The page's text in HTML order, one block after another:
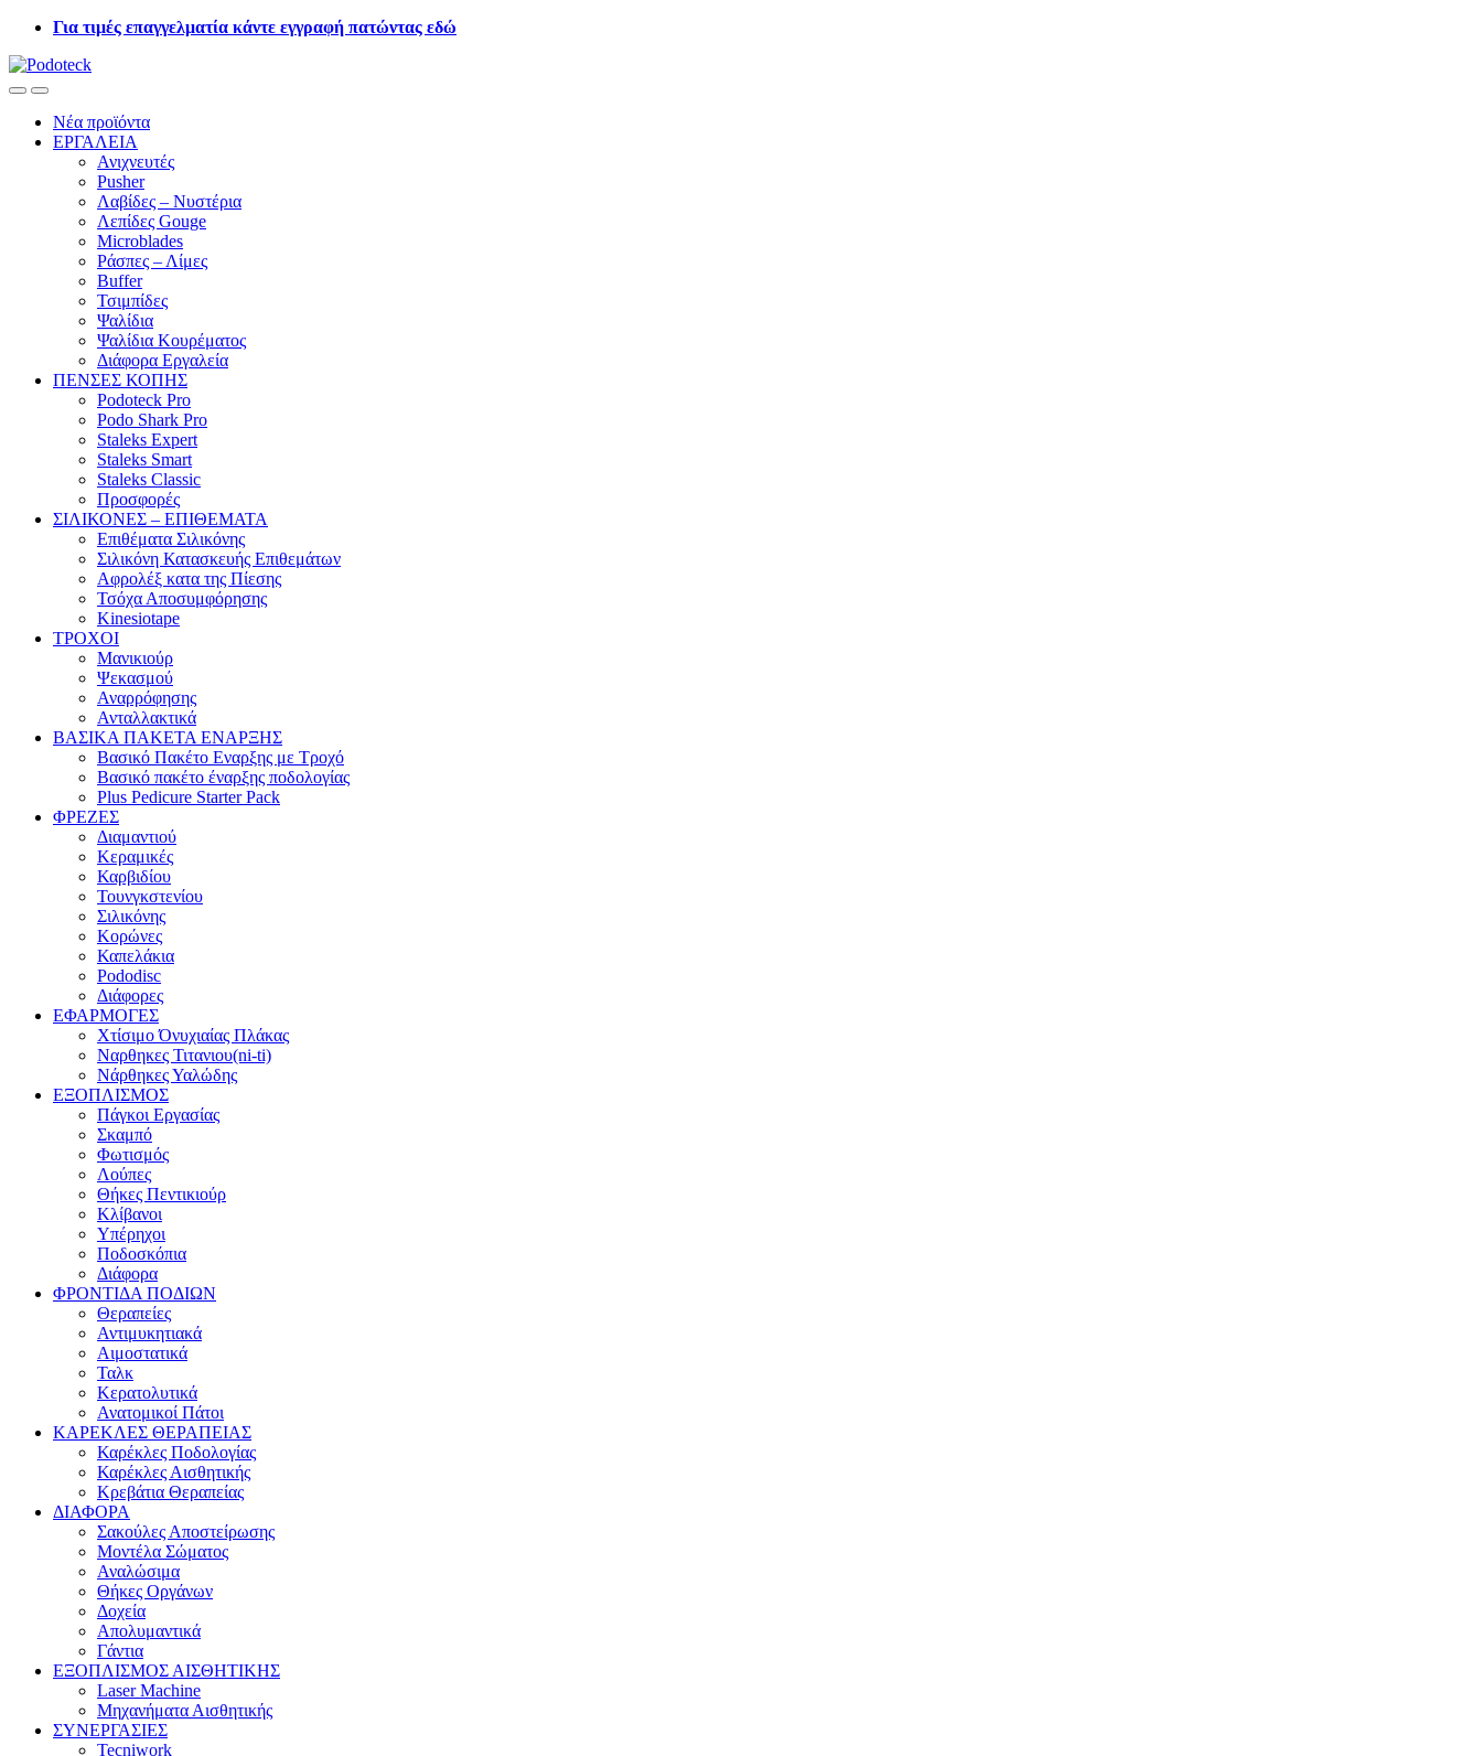
Skip
navigation
Skip
content
Για τιμές επαγγελματία κάντε εγγραφή πατώντας εδώ
OpenClose
Νέα προϊόντα
ΕΡΓΑΛΕΙΑ
Ανιχνευτές
Pusher
Λαβίδες – Νυστέρια
Λεπίδες Gouge
Microblades
Ράσπες – Λίμες
Buffer
Τσιμπίδες
Ψαλίδια
Ψαλίδια Κουρέματος
Διάφορα Εργαλεία
ΠΕΝΣΕΣ ΚΟΠΗΣ
Podoteck Pro
Podo Shark Pro
Staleks Expert
Staleks Smart
Staleks Classic
Προσφορές
ΣΙΛΙΚΟΝΕΣ – ΕΠΙΘΕΜΑΤΑ
Επιθέματα Σιλικόνης
Σιλικόνη Κατασκευής Επιθεμάτων
Αφρολέξ κατα της Πίεσης
Τσόχα Αποσυμφόρησης
Kinesiotape
ΤΡΟΧΟΙ
Μανικιούρ
Ψεκασμού
Αναρρόφησης
Ανταλλακτικά
ΒΑΣΙΚΑ ΠΑΚΕΤΑ ΕΝΑΡΞΗΣ
Βασικό Πακέτο Εναρξης με Τροχό
Βασικό πακέτο έναρξης ποδολογίας
Plus Pedicure Starter Pack
ΦΡΕΖΕΣ
Διαμαντιού
Κεραμικές
Καρβιδίου
Τουνγκστενίου
Σιλικόνης
Κορώνες
Καπελάκια
Pododisc
Διάφορες
ΕΦΑΡΜΟΓΕΣ
Χτίσιμο Όνυχιαίας Πλάκας
Ναρθηκες Τιτανιου(ni-ti)
Νάρθηκες Υαλώδης
ΕΞΟΠΛΙΣΜΟΣ
Πάγκοι Εργασίας
Σκαμπό
Φωτισμός
Λούπες
Θήκες Πεντικιούρ
Κλίβανοι
Υπέρηχοι
Ποδοσκόπια
Διάφορα
ΦΡΟΝΤΙΔΑ ΠΟΔΙΩΝ
Θεραπείες
Αντιμυκητιακά
Αιμοστατικά
Ταλκ
Κερατολυτικά
Ανατομικοί Πάτοι
ΚΑΡΕΚΛΕΣ ΘΕΡΑΠΕΙΑΣ
Καρέκλες Ποδολογίας
Καρέκλες Αισθητικής
Κρεβάτια Θεραπείας
ΔΙΑΦΟΡΑ
Σακούλες Αποστείρωσης
Μοντέλα Σώματος
Αναλώσιμα
Θήκες Οργάνων
Δοχεία
Απολυμαντικά
Γάντια
ΕΞΟΠΛΙΣΜΟΣ ΑΙΣΘΗΤΙΚΗΣ
Laser Machine
Μηχανήματα Αισθητικής
ΣΥΝΕΡΓΑΣΙΕΣ
Tecniwork